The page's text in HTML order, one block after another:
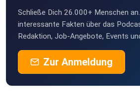
Schließe Dich 26.000+ Menschen
interessante Fakten über das
Redaktion, Job-Angebote, Events
Zur Anmeldung